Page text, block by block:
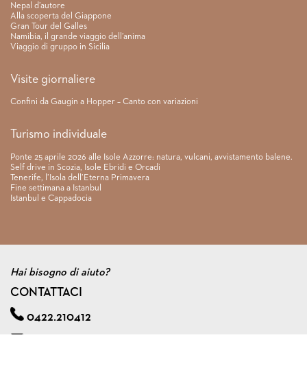
Nepal d’autore
Alla scoperta del Giappone
Gran Tour del Galles
Namibia, il grande viaggio dell’anima
Viaggio di gruppo in Sicilia
Visite giornaliere
Confini da Gaugin a Hopper – Canto con variazioni
Turismo individuale
Ponte 25 aprile 2026 alle Isole Azzorre: natura, vulcani, avvistamento balene.
Self drive in Scozia, Isole Ebridi e Orcadi
Tenerife, l’Isola dell’Eterna Primavera
Fine settimana a Istanbul
Istanbul e Cappadocia
Hai bisogno di aiuto?
CONTATTACI
0422.210412